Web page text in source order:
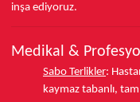
inşa ediyoruz.
Medikal &
Sabo Terlikler:
kaymaz tabanlı,